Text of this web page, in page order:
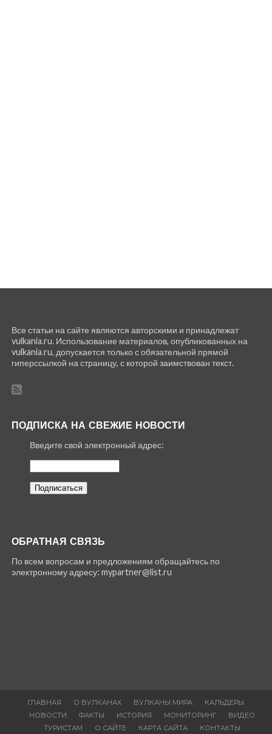
Все статьи на сайте являются авторскими и принадлежат
vulkania.ru. Использование материалов, опубликованных на
vulkania.ru, допускается только с обязательной прямой
гиперссылкой на страницу, с которой заимствован текст.
ПОДПИСКА НА СВЕЖИЕ НОВОСТИ
Введите свой электронный адрес:
ОБРАТНАЯ СВЯЗЬ
По всем вопросам и предложениям обращайтесь по
электронному адресу: mypartner@list.ru
ГЛАВНАЯ О ВУЛКАНАХ ВУЛКАНЫ МИРА
КАЛЬДЕРЫ
НОВОСТИ
ФАКТЫ ИСТОРИЯ МОНИТОРИНГ
ВИДЕО
ТУРИСТАМ
О САЙТЕ КАРТА САЙТА КОНТАКТЫ